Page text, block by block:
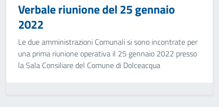
Verbale riunione del 25 gennaio
2022
Le due amministrazioni Comunali si sono incontrate per
una prima riunione operativa il 25 gennaio 2022 presso
la Sala Consiliare del Comune di Dolceacqua